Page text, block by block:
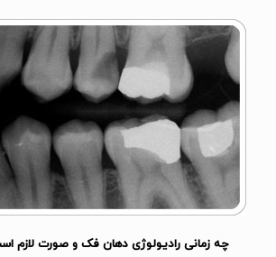
چه زمانی رادیولوژی دهان فک و صورت لازم